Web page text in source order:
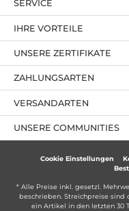
IHRE VORTEILE
ZAHLUNGSARTEN
UNSERE ZERTIFIKATE
SERVICE
UNSERE COMMUNITIES
VERSANDARTEN
Cookie Einstellungen
* Alle Preise inkl. gesetzl.
beschrieben. Streichpreise sind
ein Artikel in den letzten 30